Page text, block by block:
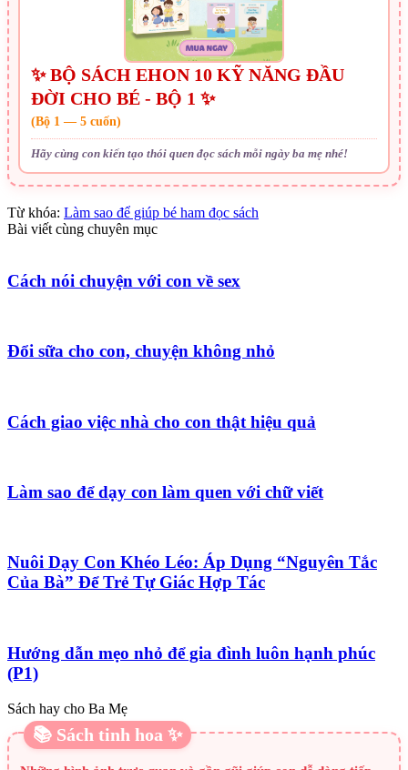
✨ BỘ SÁCH EHON 10 KỸ NĂNG ĐẦU
ĐỜI CHO BÉ - BỘ 1 ✨
(Bộ 1 — 5 cuốn)
Hãy cùng con kiến tạo thói quen đọc sách mỗi ngày ba mẹ nhé!
Từ khóa: Làm sao để giúp bé ham đọc sách
Bài viết cùng chuyên mục
Cách nói chuyện với con về sex
Đổi sữa cho con, chuyện không nhỏ
Cách giao việc nhà cho con thật hiệu quả
Làm sao để dạy con làm quen với chữ viết
Nuôi Dạy Con Khéo Léo: Áp Dụng “Nguyên Tắc
Của Bà” Để Trẻ Tự Giác Hợp Tác
Hướng dẫn mẹo nhỏ để gia đình luôn hạnh phúc
(P1)
Sách hay cho Ba Mẹ
📚 Sách tinh hoa ✨